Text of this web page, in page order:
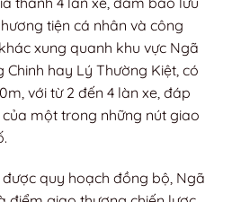
tiện cá nhân và công
xung quanh khu vực Ngã
Chinh hay Lý Thường Kiệt, có
với từ 2 đến 4 làn xe, đáp
một trong những nút giao
quy hoạch đồng bộ, Ngã